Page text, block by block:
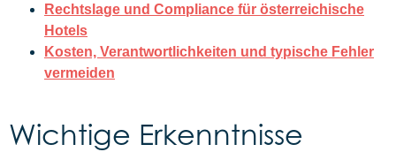
Rechtslage und Compliance für österreichische
Hotels
Kosten, Verantwortlichkeiten und typische Fehler
vermeiden
Wichtige Erkenntnisse